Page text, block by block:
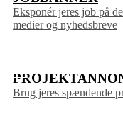
Eksponér jeres job på
medier og nyhedsbreve
Brug jeres spændende